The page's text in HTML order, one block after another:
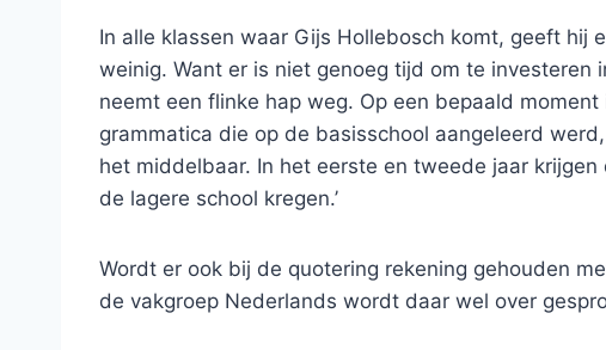
In alle klassen waar Gijs Hollebosch komt, geeft hij
weinig. Want er is niet genoeg tijd om te investeren
neemt een flinke hap weg. Op een bepaald
grammatica die op de basisschool aangeleerd
het middelbaar. In het eerste en tweede jaar
de lagere school kregen.’
Wordt er ook bij de quotering rekening gehouden
de vakgroep Nederlands wordt daar wel over